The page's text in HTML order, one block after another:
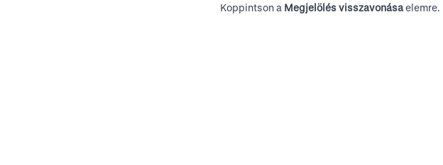
Koppintson a Megjelölés visszavonásaelemre.